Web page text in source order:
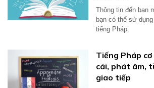
Thông tin đến bạn
bạn có thể sử
tiếng Pháp.
Tiếng Pháp
cái, phát âm,
giao tiếp